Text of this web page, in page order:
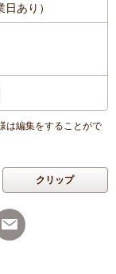
あり）
は編集をすることがで
クリップ